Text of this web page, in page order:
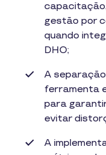
gestão por
quando
DHO;
A
ferramenta
para
evitar
A